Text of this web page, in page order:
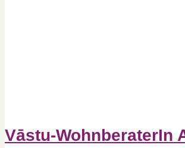
Vāstu-WohnberaterIn